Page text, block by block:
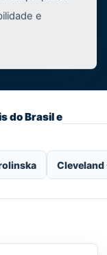
e
do Brasil e
Cleveland Clinic